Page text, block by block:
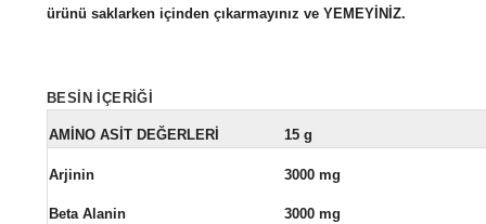
ürünü saklarken içinden çıkarmayınız ve YEMEYİNİZ.
BESİN İÇERİĞİ
AMİNO ASİT DEĞERLERİ 15 g
Arjinin 3000 mg
Beta Alanin 3000 mg